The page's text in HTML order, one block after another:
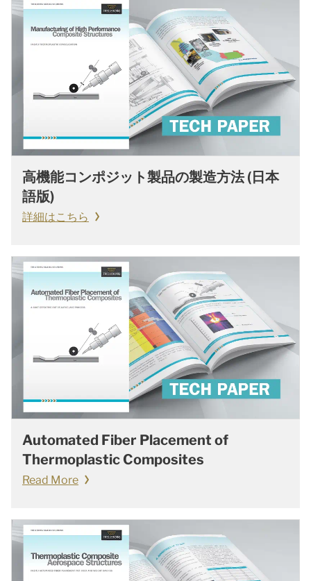
高機能コンポジット製品の製造方法 (日本
語版)
詳細はこちら
Automated Fiber Placement of
Thermoplastic Composites
Read More